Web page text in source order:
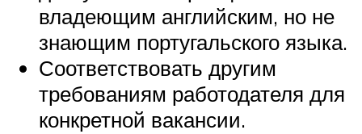
владеющим английским, но не
знающим португальского языка.
Соответствовать другим
требованиям работодателя для
конкретной вакансии.